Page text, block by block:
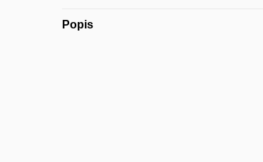
Popis